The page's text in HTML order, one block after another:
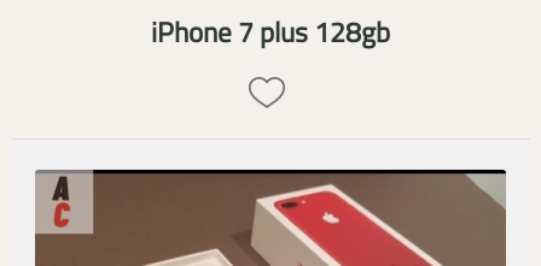
iPhone 7 plus 128gb